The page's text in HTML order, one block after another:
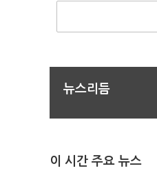
뉴스리듬
이 시간 주요 뉴스